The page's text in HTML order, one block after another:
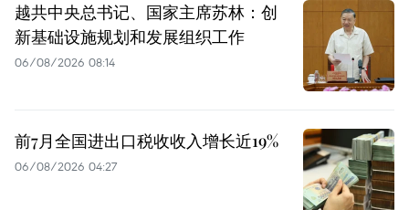
越共中央总书记、国家主席苏林：创
新基础设施规划和发展组织工作
06/08/2026 08:14
前7月全国进出口税收收入增长近19%
06/08/2026 04:27